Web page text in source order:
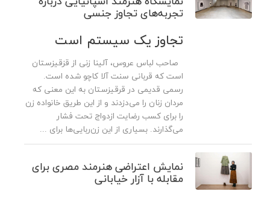
تجربه‌های تجاوز جنسی
تجاوز یک سیستم است
صاحب لباس عروس، آلینا زنی از قزقیزستان
است که قربانی سنت آلا کاچو شده است.
رسمی قدیمی در قرقیزستان به این معنی که
مردان زنان را می‌دزدند و از این طریق خانواده زن
را برای کسب رضایت ازدواج تحت فشار
می‌گذارند. بسیاری از این زن‌ربایی‌ها برای ...
نمایش اعتراضی هنرمند مصری برای
مقابله با آزار خیابانی